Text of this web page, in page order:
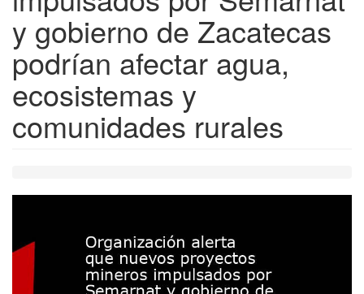
y gobierno de Zacatecas
podrían afectar agua,
ecosistemas y
comunidades rurales